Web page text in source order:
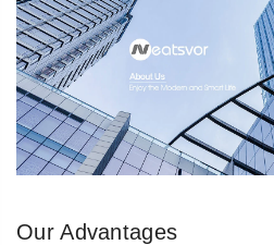
Our Advantages